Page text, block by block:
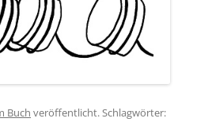
Buch veröffentlicht. Schlagwörter: